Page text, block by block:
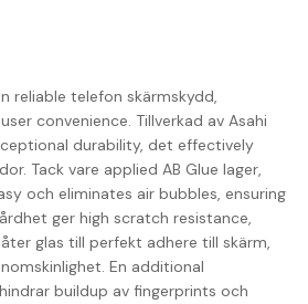
reliable telefon skärmskydd,
convenience. Tillverkad av Asahi
durability, det effectively
Tack vare applied AB Glue lager,
och eliminates air bubbles, ensuring
ger high scratch resistance,
glas till perfekt adhere till skärm,
En additional
buildup av fingerprints och